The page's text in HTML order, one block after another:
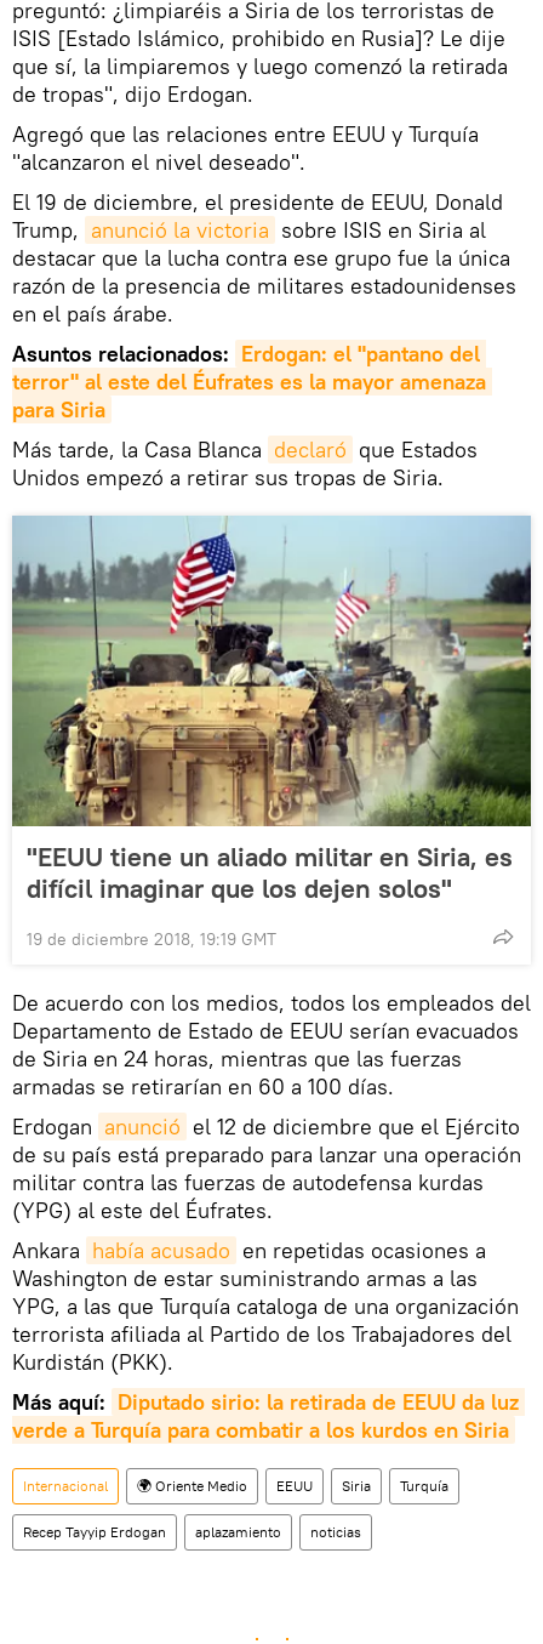
preguntó: ¿limpiaréis a Siria de los terroristas de
ISIS [Estado Islámico, prohibido en Rusia]? Le dije
que sí, la limpiaremos y luego comenzó la retirada
de tropas", dijo Erdogan.
Agregó que las relaciones entre EEUU y Turquía
"alcanzaron el nivel deseado".
El 19 de diciembre, el presidente de EEUU, Donald
Trump, anunció la victoria sobre ISIS en Siria al
destacar que la lucha contra ese grupo fue la única
razón de la presencia de militares estadounidenses
en el país árabe.
Asuntos relacionados: Erdogan: el "pantano del
terror" al este del Éufrates es la mayor amenaza
para Siria
Más tarde, la Casa Blanca declaró que Estados
Unidos empezó a retirar sus tropas de Siria.
"EEUU tiene un aliado militar en Siria, es
difícil imaginar que los dejen solos"
19 de diciembre 2018, 19:19 GMT
De acuerdo con los medios, todos los empleados del
Departamento de Estado de EEUU serían evacuados
de Siria en 24 horas, mientras que las fuerzas
armadas se retirarían en 60 a 100 días.
Erdogan anunció el 12 de diciembre que el Ejército
de su país está preparado para lanzar una operación
militar contra las fuerzas de autodefensa kurdas
(YPG) al este del Éufrates.
Ankara había acusado en repetidas ocasiones a
Washington de estar suministrando armas a las
YPG, a las que Turquía cataloga de una organización
terrorista afiliada al Partido de los Trabajadores del
Kurdistán (PKK).
Más aquí: Diputado sirio: la retirada de EEUU da luz
verde a Turquía para combatir a los kurdos en Siria
Internacional 🌍 Oriente Medio EEUU Siria Turquía
Recep Tayyip Erdogan aplazamiento noticias